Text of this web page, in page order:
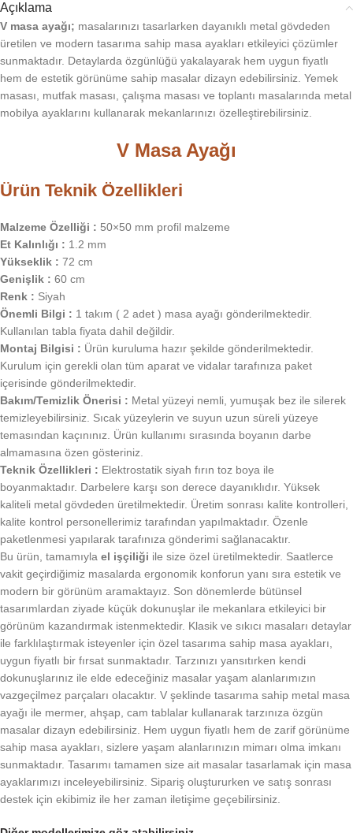
Açıklama
V masa ayağı; masalarınızı tasarlarken dayanıklı metal gövdeden
üretilen ve modern tasarıma sahip masa ayakları etkileyici çözümler
sunmaktadır. Detaylarda özgünlüğü yakalayarak hem uygun fiyatlı
hem de estetik görünüme sahip masalar dizayn edebilirsiniz. Yemek
masası, mutfak masası, çalışma masası ve toplantı masalarında metal
mobilya ayaklarını kullanarak mekanlarınızı özelleştirebilirsiniz.
V Masa Ayağı
Ürün Teknik Özellikleri
Malzeme Özelliği : 50×50 mm profil malzeme
Et Kalınlığı : 1.2 mm
Yükseklik : 72 cm
Genişlik : 60 cm
Renk : Siyah
Önemli Bilgi : 1 takım ( 2 adet ) masa ayağı gönderilmektedir.
Kullanılan tabla fiyata dahil değildir.
Montaj Bilgisi : Ürün kuruluma hazır şekilde gönderilmektedir.
Kurulum için gerekli olan tüm aparat ve vidalar tarafınıza paket
içerisinde gönderilmektedir.
Bakım/Temizlik Önerisi : Metal yüzeyi nemli, yumuşak bez ile silerek
temizleyebilirsiniz. Sıcak yüzeylerin ve suyun uzun süreli yüzeye
temasından kaçınınız. Ürün kullanımı sırasında boyanın darbe
almamasına özen gösteriniz.
Teknik Özellikleri : Elektrostatik siyah fırın toz boya ile
boyanmaktadır. Darbelere karşı son derece dayanıklıdır. Yüksek
kaliteli metal gövdeden üretilmektedir. Üretim sonrası kalite kontrolleri,
kalite kontrol personellerimiz tarafından yapılmaktadır. Özenle
paketlenmesi yapılarak tarafınıza gönderimi sağlanacaktır.
Bu ürün, tamamıyla el işçiliği ile size özel üretilmektedir. Saatlerce
vakit geçirdiğimiz masalarda ergonomik konforun yanı sıra estetik ve
modern bir görünüm aramaktayız. Son dönemlerde bütünsel
tasarımlardan ziyade küçük dokunuşlar ile mekanlara etkileyici bir
görünüm kazandırmak istenmektedir. Klasik ve sıkıcı masaları detaylar
ile farklılaştırmak isteyenler için özel tasarıma sahip masa ayakları,
uygun fiyatlı bir fırsat sunmaktadır. Tarzınızı yansıtırken kendi
dokunuşlarınız ile elde edeceğiniz masalar yaşam alanlarımızın
vazgeçilmez parçaları olacaktır. V şeklinde tasarıma sahip metal masa
ayağı ile mermer, ahşap, cam tablalar kullanarak tarzınıza özgün
masalar dizayn edebilirsiniz. Hem uygun fiyatlı hem de zarif görünüme
sahip masa ayakları, sizlere yaşam alanlarınızın mimarı olma imkanı
sunmaktadır. Tasarımı tamamen size ait masalar tasarlamak için masa
ayaklarımızı inceleyebilirsiniz. Sipariş oluştururken ve satış sonrası
destek için ekibimiz ile her zaman iletişime geçebilirsiniz.